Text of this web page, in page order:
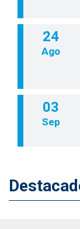
24
Ago
03
Sep